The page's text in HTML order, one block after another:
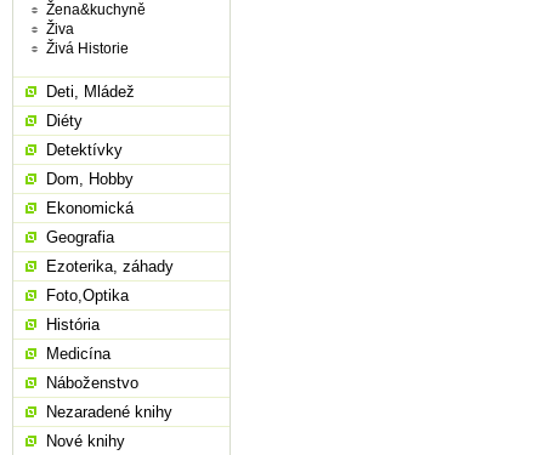
Žena&kuchyně
Živa
Živá Historie
Deti, Mládež
Diéty
Detektívky
Dom, Hobby
Ekonomická
Geografia
Ezoterika, záhady
Foto,Optika
História
Medicína
Náboženstvo
Nezaradené knihy
Nové knihy